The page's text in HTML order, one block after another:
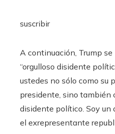
suscribir
A continuación, Trump
“orgulloso disidente
ustedes no sólo como su
presidente, sino también
disidente político. Soy un
el exrepresentante